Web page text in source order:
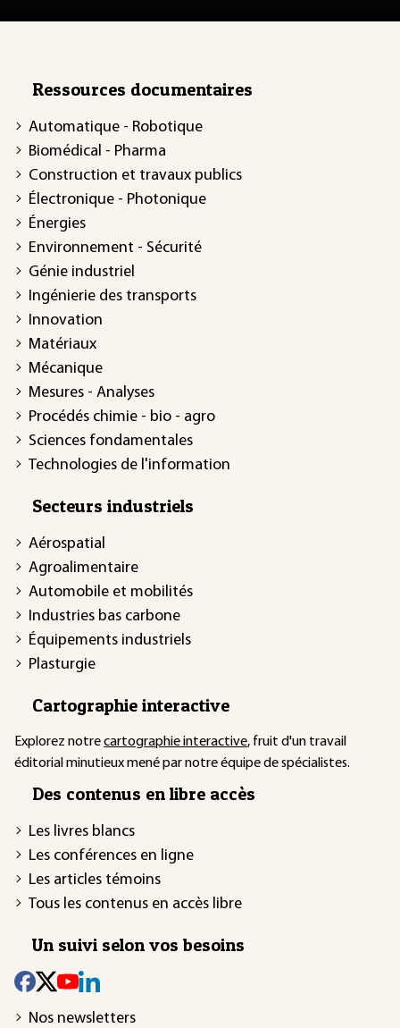
Ressources documentaires
Automatique - Robotique
Biomédical - Pharma
Construction et travaux publics
Électronique - Photonique
Énergies
Environnement - Sécurité
Génie industriel
Ingénierie des transports
Innovation
Matériaux
Mécanique
Mesures - Analyses
Procédés chimie - bio - agro
Sciences fondamentales
Technologies de l'information
Secteurs industriels
Aérospatial
Agroalimentaire
Automobile et mobilités
Industries bas carbone
Équipements industriels
Plasturgie
Cartographie interactive
Explorez notrecartographie interactive, fruit d'un travail
éditorial minutieux mené par notre équipe de spécialistes.
Des contenus en libre accès
Les livres blancs
Les conférences en ligne
Les articles témoins
Tous les contenus en accès libre
Un suivi selon vos besoins
Nos newsletters